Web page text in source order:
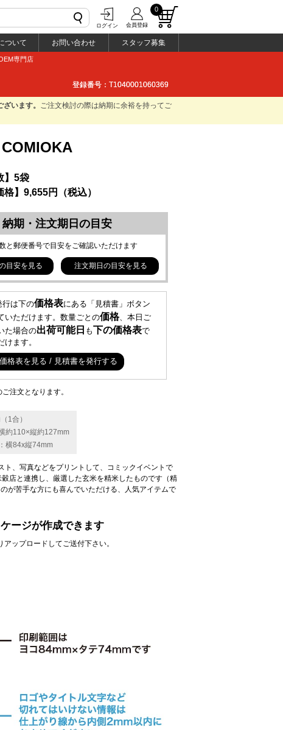
専門店
ログイン 会員登録
0
ついて お問い合わせ スタッフ募集
登録番号：T1040001060369
います。 ご注文検討の際は納期に余裕を持ってご
登録番号：T1040001060369
】5袋
格】9,655円（税込）
納期・注文期日の目安
と郵便番号で目安をご確認いただけます
目安を見る 注文期日の目安を見る
行は下の価格表にある「見積書」ボタン
いただけます。数量ごとの価格、本日ご
た場合の出荷可能日 も下の価格表で
けます。
価格表を見る / 見積書を発行する
注文となります。
1合）
約110×縦約127mm
横84x縦74mm
、写真などをプリントして、コミックイベントで
店と連携し、厳選した玄米を精米したものです（精
が苦手な方にも喜んでいただける、人気アイテムで
ージが作成できます
ップロードしてご送付下さい。